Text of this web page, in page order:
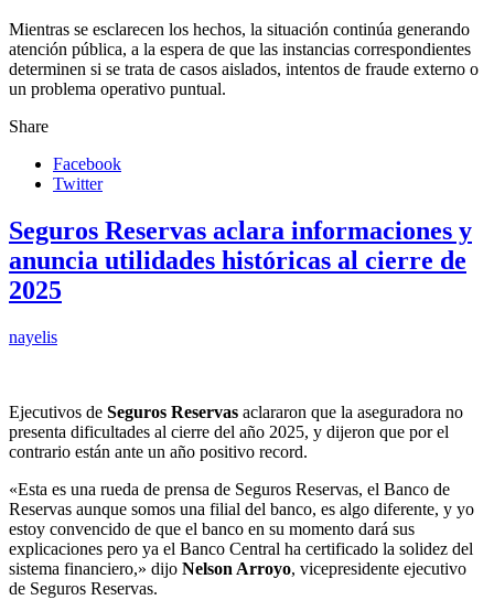
Mientras se esclarecen los hechos, la situación continúa generando
atención pública, a la espera de que las instancias correspondientes
determinen si se trata de casos aislados, intentos de fraude externo o
un problema operativo puntual.
Share
Facebook
Twitter
Seguros Reservas aclara informaciones y
anuncia utilidades históricas al cierre de
2025
nayelis
Ejecutivos de Seguros Reservas aclararon que la aseguradora no
presenta dificultades al cierre del año 2025, y dijeron que por el
contrario están ante un año positivo record.
«Esta es una rueda de prensa de Seguros Reservas, el Banco de
Reservas aunque somos una filial del banco, es algo diferente, y yo
estoy convencido de que el banco en su momento dará sus
explicaciones pero ya el Banco Central ha certificado la solidez del
sistema financiero,» dijo Nelson Arroyo, vicepresidente ejecutivo
de Seguros Reservas.